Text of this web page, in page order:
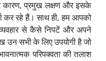
कारण, प्रमुख लक्षण और इसके
कर रहे हैं। साथ ही, हम आपको
व्यवहार से कैसे निपटें और अपने
सभी के लिए उपयोगी है जो
परिपक्वता की तलाश